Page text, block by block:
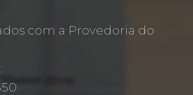
com a Provedoria do